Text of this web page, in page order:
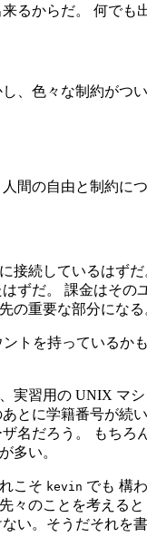
るからだ。 何で
、色々な制約がつい
間の自由と制約に
接続しているはず
ずだ。 課金はそ
の重要な部分になる
トを持っている
実習用の UNIX マ
とに学籍番号が続
名だろう。 もち
多い。
こそ kevin でも 構
々のことを考える
い。そうだそれを書